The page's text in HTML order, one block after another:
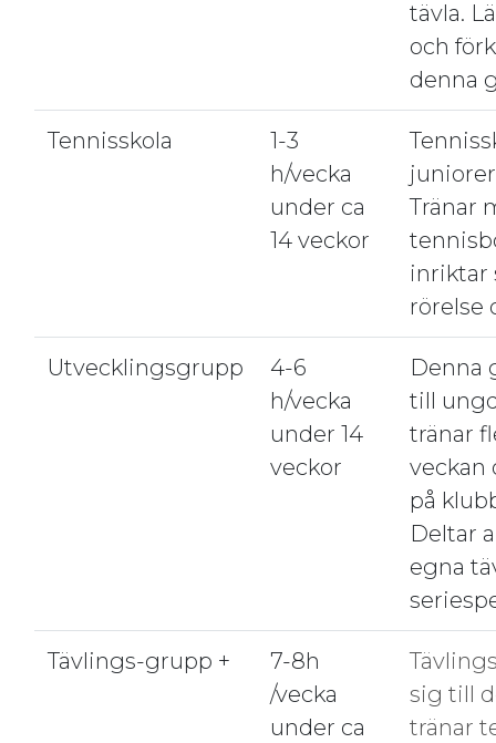
tävla.
och
denna
Tennisskola
1-3
h/vecka
under ca
14 veckor
juniorer
Tränar
inriktar
rörelse
Utvecklingsgrupp
4-6
h/vecka
under 14
veckor
Denna
till
tränar
veckan
på
Deltar
egna
Tävlings-grupp +
7-8h
/vecka
under ca
sig till
tränar